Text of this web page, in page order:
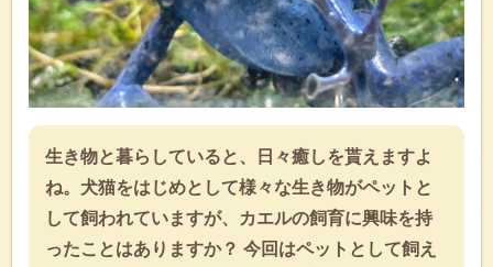
生き物と暮らしていると、日々癒しを貰えますよ
ね。犬猫をはじめとして様々な生き物がペットと
して飼われていますが、カエルの飼育に興味を持
ったことはありますか？ 今回はペットとして飼え